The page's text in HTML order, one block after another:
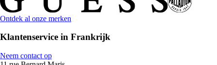
Ontdek al onze merken
Klantenservice in Frankrijk
Neem contact op